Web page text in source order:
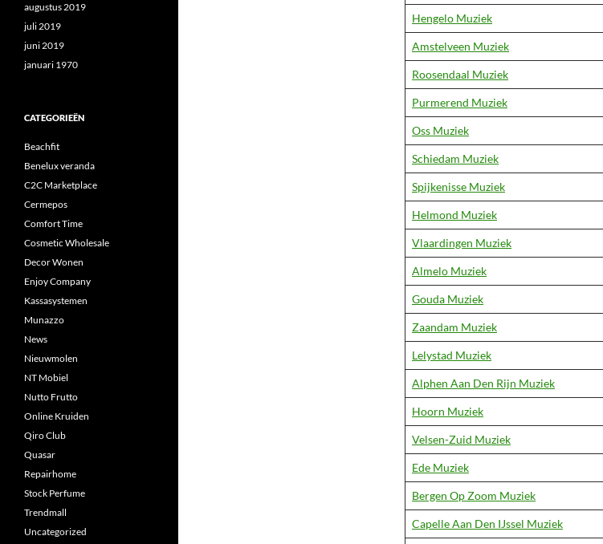
Hengelo Muziek
Amstelveen Muziek
Roosendaal Muziek
Purmerend Muziek
Oss Muziek
Schiedam Muziek
Spijkenisse Muziek
Helmond Muziek
Vlaardingen Muziek
Almelo Muziek
Gouda Muziek
Zaandam Muziek
Lelystad Muziek
Alphen Aan Den Rijn Muziek
Hoorn Muziek
Velsen-Zuid Muziek
Ede Muziek
Bergen Op Zoom Muziek
Capelle Aan Den IJssel Muziek
augustus 2019
juli 2019
juni 2019
januari 1970
CATEGORIEËN
Beachfit
Benelux veranda
C2C Marketplace
Cermepos
Comfort Time
Cosmetic Wholesale
Decor Wonen
Enjoy Company
Kassasystemen
Munazzo
News
Nieuwmolen
NT Mobiel
Nutto Frutto
Online Kruiden
Qiro Club
Quasar
Repairhome
Stock Perfume
Trendmall
Uncategorized